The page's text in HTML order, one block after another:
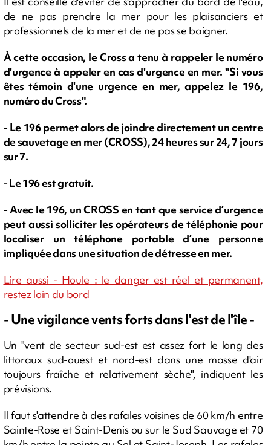
de ne pas prendre la mer pour les plaisanciers et
professionnels de la mer et de ne pas se baigner.
À cette occasion, le Cross a tenu à rappeler le numéro
d'urgence à appeler en cas d'urgence en mer. "Si vous
êtes témoin d'une urgence en mer, appelez le 196,
numéro du Cross".
- Le 196 permet alors de joindre directement un centre
de sauvetage en mer (CROSS), 24 heures sur 24, 7 jours
sur 7.
- Le 196 est gratuit.
- Avec le 196, un CROSS en tant que service d’urgence
peut aussi solliciter les opérateurs de téléphonie pour
localiser un téléphone portable d’une personne
impliquée dans une situation de détresse en mer.
Lire aussi - Houle : le danger est réel et permanent,
restez loin du bord
- Une vigilance vents forts dans l'est de l'île -
Un "vent de secteur sud-est est assez fort le long des
littoraux sud-ouest et nord-est dans une masse d'air
toujours fraîche et relativement sèche", indiquent les
prévisions.
Il faut s'attendre à des rafales voisines de 60 km/h entre
Sainte-Rose et Saint-Denis ou sur le Sud Sauvage et 70